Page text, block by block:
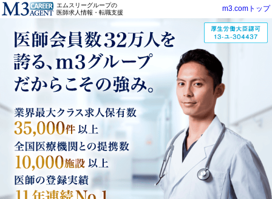
エムスリーグループの
医師求人情報・転職支援
m3.comトップ